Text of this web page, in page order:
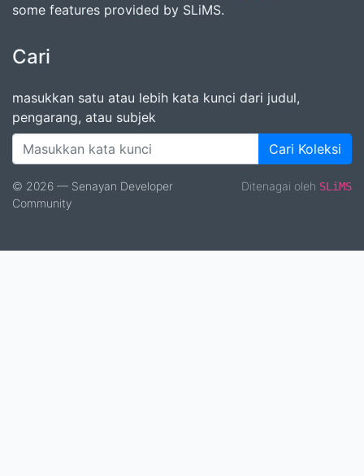
some features provided by SLiMS.
Cari
masukkan satu atau lebih kata kunci dari judul,
pengarang, atau subjek
Cari Koleksi
© 2026 — Senayan Developer
Community
Ditenagai oleh SLiMS